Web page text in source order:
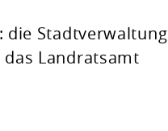
die Stadtverwaltung
Landratsamt